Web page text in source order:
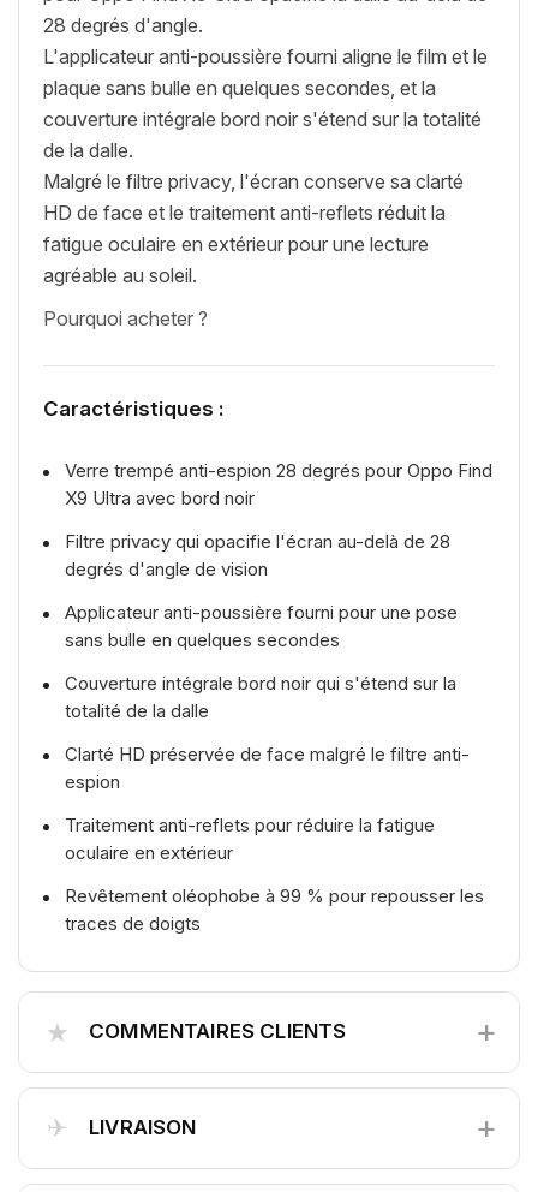
28 degrés d'angle.
L'applicateur anti-poussière fourni aligne le film et le
plaque sans bulle en quelques secondes, et la
couverture intégrale bord noir s'étend sur la totalité
de la dalle.
Malgré le filtre privacy, l'écran conserve sa clarté
HD de face et le traitement anti-reflets réduit la
fatigue oculaire en extérieur pour une lecture
agréable au soleil.
Pourquoi acheter ?
Caractéristiques :
Verre trempé anti-espion 28 degrés pour Oppo Find
X9 Ultra avec bord noir
Filtre privacy qui opacifie l'écran au-delà de 28
degrés d'angle de vision
Applicateur anti-poussière fourni pour une pose
sans bulle en quelques secondes
Couverture intégrale bord noir qui s'étend sur la
totalité de la dalle
Clarté HD préservée de face malgré le filtre anti-
espion
Traitement anti-reflets pour réduire la fatigue
oculaire en extérieur
Revêtement oléophobe à 99 % pour repousser les
traces de doigts
★ COMMENTAIRES CLIENTS +
✈ LIVRAISON +